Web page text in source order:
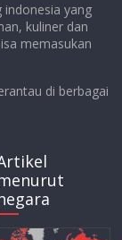
indonesia yang
kuliner dan
memasukan
di berbagai